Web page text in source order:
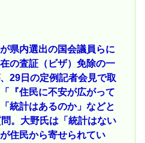
県内選出の国会議員らに
の査証（ビザ）免除の一
29日の定例記者会見で取
『住民に不安が広がって
統計はあるのか」などと
。大野氏は「統計はない
住民から寄せられてい